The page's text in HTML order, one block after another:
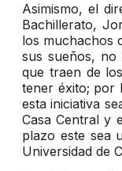
Asimismo, el
Bachillerato,
los muchachos
sus sueños, no
que traen de
tener éxito; por
esta iniciativa
Casa Central y
plazo este sea
Universidad de